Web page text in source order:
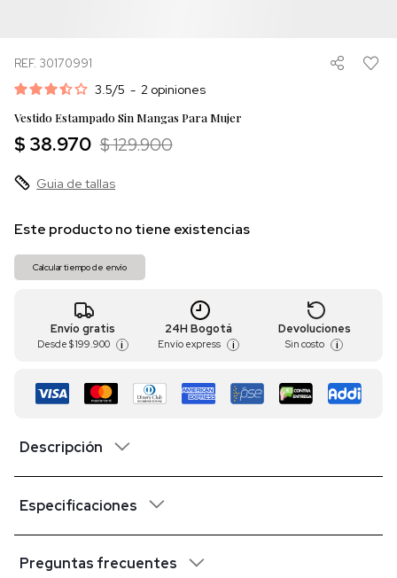
REF. 30170991
3.5/5 - 2 opiniones
Vestido Estampado Sin Mangas Para Mujer
$ 38.970 $ 129.900
Guia de tallas
Este producto no tiene existencias
Calcular tiempo de envío
Envío gratis
Desde $ 199.900 i
24H Bogotá
Envío express i
Devoluciones
Sin costo i
Descripción
Especificaciones
Preguntas frecuentes